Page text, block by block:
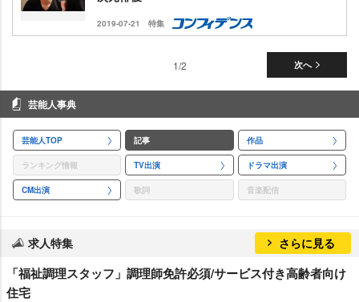
2019-07-21 特集
次へ
1/2
芸能人事典
芸能人TOP 記事 作品
ランキング情報 TV出演 ドラマ出演
CM出演 歌詞 音楽配信
求人特集 さらに見る
「福祉調理スタッフ」調理師免許必須/サービス付き高齢者向け
住宅